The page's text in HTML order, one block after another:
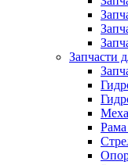
Запчасти
Рама